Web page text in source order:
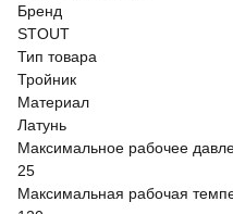
Бренд
STOUT
Тип товара
Тройник
Материал
Латунь
Максимальное рабочее
25
Максимальная рабочая